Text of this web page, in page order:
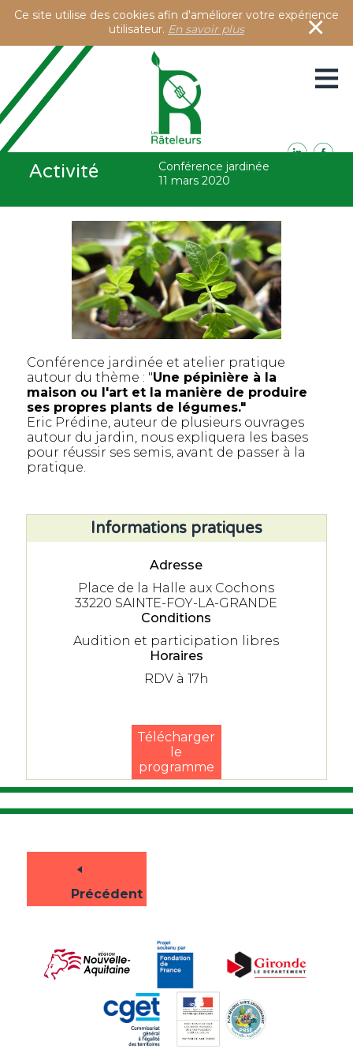
Ce site utilise des cookies afin d'améliorer votre expérience
utilisateur. En savoir plus ×
≡
Présentation
Activités
Accès à notre blog
Contacts
Activité
Conférence jardinée
11 mars 2020
Conférence jardinée et atelier pratique
autour du thème : "Une pépinière à la
maison ou l'art et la manière de produire
ses propres plants de légumes."
Eric Prédine, auteur de plusieurs ouvrages
autour du jardin, nous expliquera les bases
pour réussir ses semis, avant de passer à la
pratique.
Informations pratiques
Adresse
Place de la Halle aux Cochons
33220 SAINTE-FOY-LA-GRANDE
Conditions
Audition et participation libres
Horaires
RDV à 17h
Télécharger
le
programme
Précédent